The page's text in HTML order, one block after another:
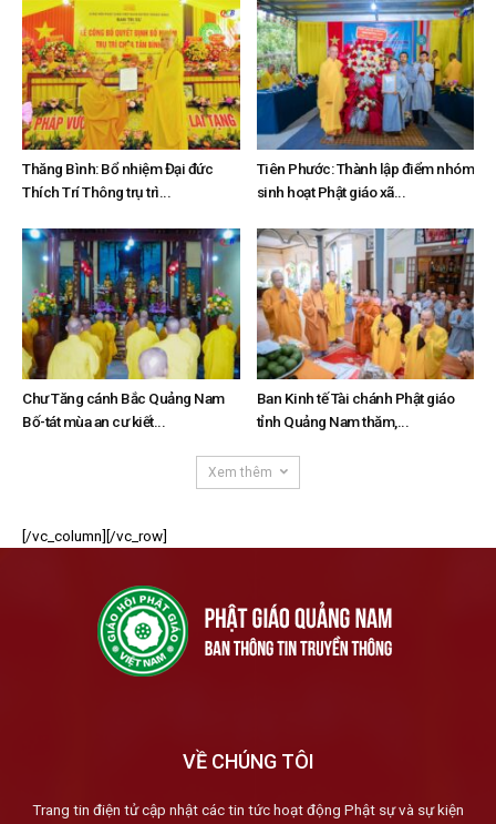
Thăng Bình: Bổ nhiệm Đại đức
Thích Trí Thông trụ trì...
Tiên Phước: Thành lập điểm nhóm
sinh hoạt Phật giáo xã...
Chư Tăng cánh Bắc Quảng Nam
Bố-tát mùa an cư kiết...
Ban Kinh tế Tài chánh Phật giáo
tỉnh Quảng Nam thăm,...
Xem thêm
[/vc_column][/vc_row]
VỀ CHÚNG TÔI
Trang tin điện tử cập nhật các tin tức hoạt động Phật sự và sự kiện